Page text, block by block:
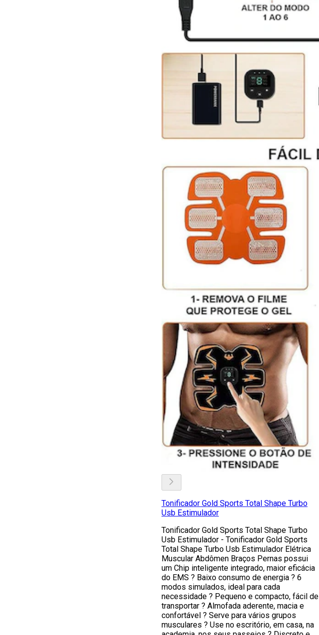
Tonificador Gold Sports Total Shape Turbo
Usb Estimulador
Tonificador Gold Sports Total Shape Turbo
Usb Estimulador - Tonificador Gold Sports
Total Shape Turbo Usb Estimulador Elétrica
Muscular Abdômen Braços Pernas possui
um Chip inteligente integrado, maior eficácia
do EMS ? Baixo consumo de energia ? 6
modos simulados, ideal para cada
necessidade ? Pequeno e compacto, fácil de
transportar ? Almofada aderente, macia e
confortável ? Serve para vários grupos
musculares ? Use no escritório, em casa, na